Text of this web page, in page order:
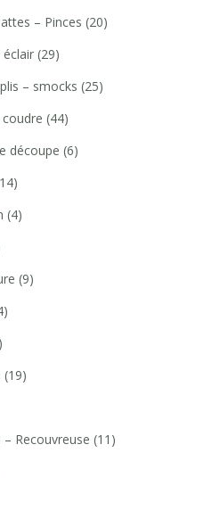
– Pinces (20)
(29)
– smocks (25)
(44)
découpe (6)
(4)
(9)
(19)
– Recouvreuse (11)